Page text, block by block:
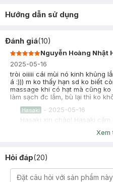
Hướng dẫn sử dụng
Đánh giá(10)
Nguyễn Hoàng Nhật
2025-05-16
tròi oiiiii cái mùi nó kinh khủng
á :))) m ko thấy hạn sd ko biết
massage khi có hạt mà cũng
làm sạch đc lắm, bù lại thì ko
Hasaki - 2025-05-16
Hasaki xin chào! Hasaki
dành thời gian đánh giá. Sự
lực to lớn để Hasaki ngày
2025-03-02
Xem
Hỏi đáp(20)